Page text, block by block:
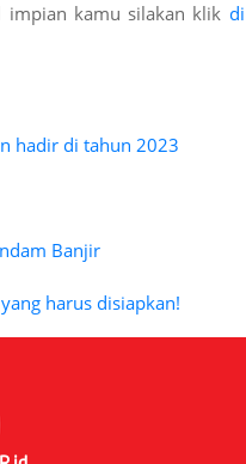
impian kamu silakan klik di
hadir di tahun 2023
Banjir
harus disiapkan!